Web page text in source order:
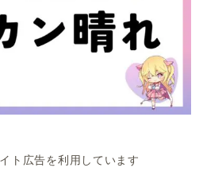
ト広告を利用しています